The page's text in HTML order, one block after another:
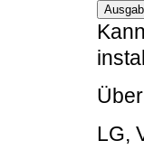
LG,